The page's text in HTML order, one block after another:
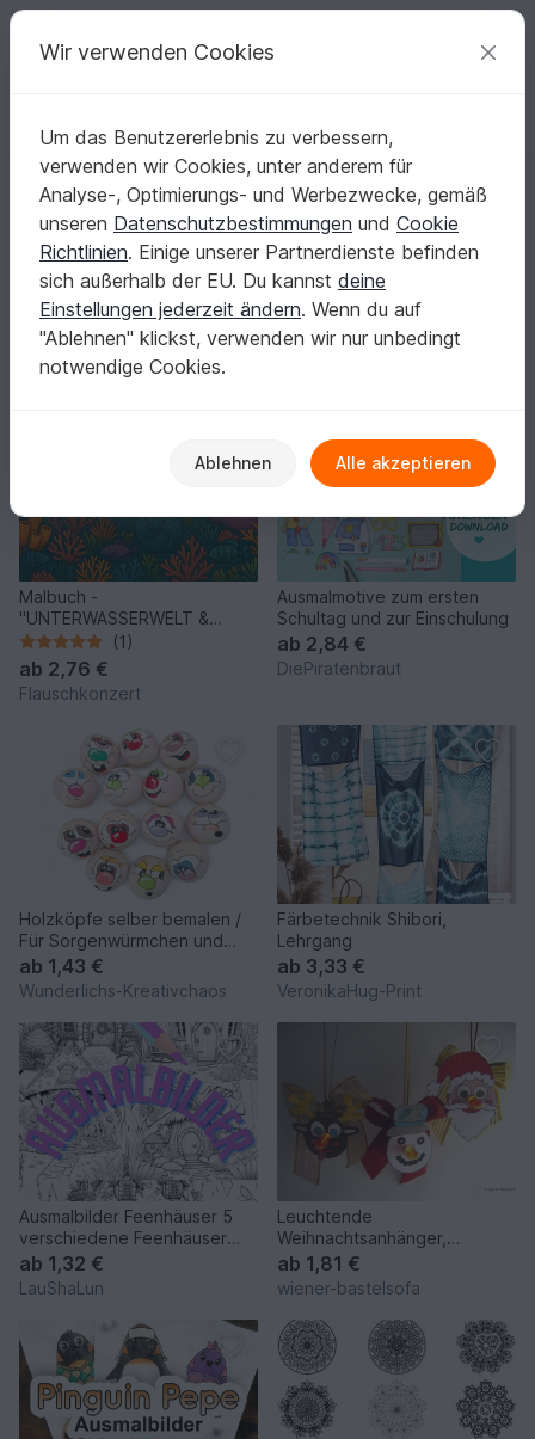
Deine kreativen Ideen
Deutsch | € (EUR) einloggen Kostenlos registrieren
Startseite Basteln Farbe / Malen
Farbe & Malen: Motive, die dich sofort ins
Gestalten ziehen
Greif zu Stiften, Pinseln oder Markern und bringe Linien
zum Leuchten. Mehr anzeigen
Basteln
Malbuch -
"UNTERWASSERWELT &
HÄKELN"
(1)
ab 2,76 €
Flauschkonzert
Ausmalmotive zum ersten
Schultag und zur Einschulung
ab 2,84 €
DiePiratenbraut
Holzköpfe selber bemalen /
Für Sorgenwürmchen und
kleine Häkelarbeiten
ab 1,43 €
Wunderlichs-Kreativchaos
Färbetechnik Shibori,
Lehrgang
ab 3,33 €
VeronikaHug-Print
Ausmalbilder Feenhäuser 5
verschiedene Feenhäuser
zum ausdrucken A4
ab 1,32 €
LauShaLun
Leuchtende
Weihnachtsanhänger,
Ausmalbogen und Anleitung,
LED-Teelicht
ab 1,81 €
wiener-bastelsofa
Wir verwenden Cookies
Um das Benutzererlebnis zu verbessern,
verwenden wir Cookies, unter anderem für
Analyse-, Optimierungs- und Werbezwecke, gemäß
unseren Datenschutzbestimmungen und Cookie
Richtlinien. Einige unserer Partnerdienste befinden
sich außerhalb der EU. Du kannst deine
Einstellungen jederzeit ändern. Wenn du auf
"Ablehnen" klickst, verwenden wir nur unbedingt
notwendige Cookies.
Ablehnen Alle akzeptieren